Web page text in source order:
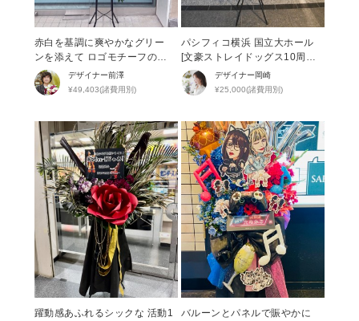
赤白を基調に爽やかなグリー
ンを添えて ロゴモチーフのハ
ートが隠れた開店祝い花
デザイナー前澤
¥49,403(諸費用別)
パシフィコ横浜 国立大ホール
[文豪ストレイドッグス10周年
記念] 周年祝い花・スタンド花
デザイナー岡崎
¥25,000(諸費用別)
躍動感あふれるシックな 活動1
バルーンとパネルで賑やかに